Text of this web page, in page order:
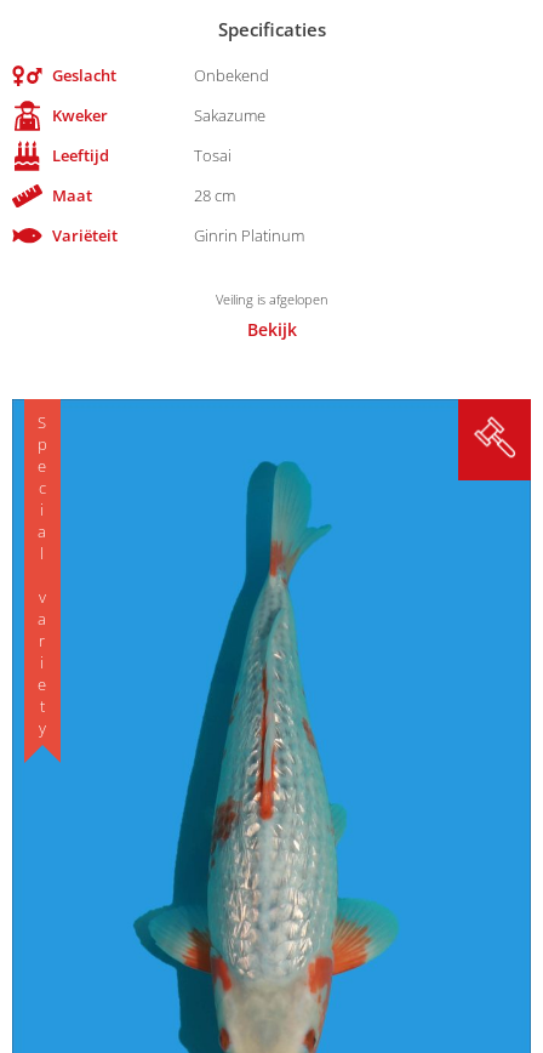
Specificaties
Geslacht
Onbekend
Kweker
Sakazume
Leeftijd
Tosai
Maat
28 cm
Variëteit
Ginrin Platinum
Veiling is afgelopen
Bekijk
Special variety